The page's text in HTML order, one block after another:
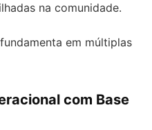
na comunidade.
em múltiplas
com Base